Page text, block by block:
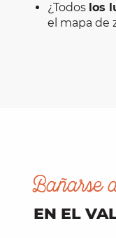
¿Todos los
el mapa de
Bañarse
EN EL